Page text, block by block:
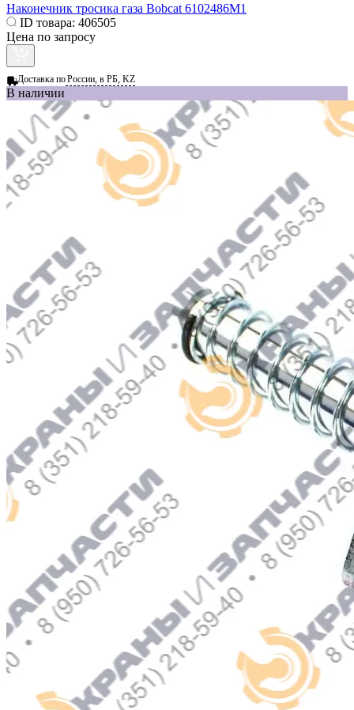
Наконечник тросика газа Bobcat 6102486M1
ID товара: 406505
Цена по запросу
Доставка поРоссии, в РБ, KZ
В наличии